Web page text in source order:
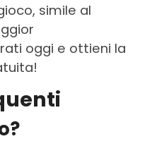
simile al
oggi e ottieni la